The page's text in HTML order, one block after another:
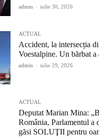
admin - iulie 30, 2026
ACTUAL
Accident, la intersecția
Voestalpine. Un bărbat a
admin - iulie 29, 2026
ACTUAL
Deputat Marian Mina:
România, Parlamentul a
găsi SOLUŢII pentru